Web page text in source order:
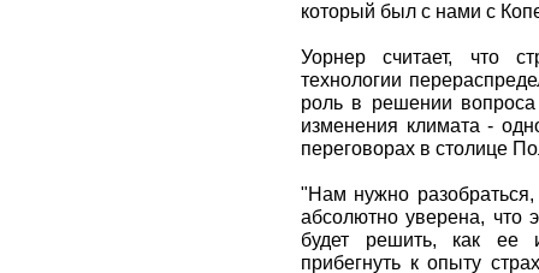
который был с нами с
Уорнер считает, что
технологии
роль в решении
изменения климата -
переговорах в столице
"Нам нужно
абсолютно уверена, что
будет решить, как ее
прибегнуть к опыту